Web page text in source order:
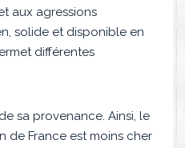
aux agressions
solide et disponible en
différentes
sa provenance. Ainsi, le
de France est moins cher